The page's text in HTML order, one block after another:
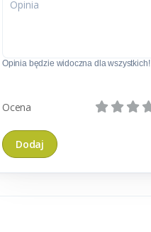
Opinia będzie widoczna dla wszystkich!
Ocena